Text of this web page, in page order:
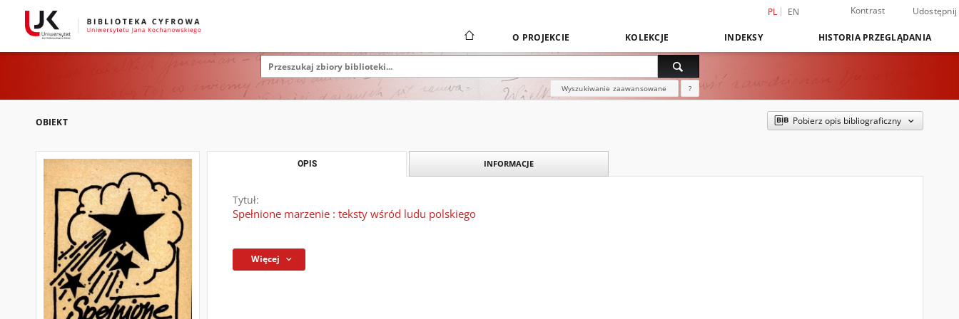
PL EN Kontrast Udostępnij
O PROJEKCIE KOLEKCJE INDEKSY HISTORIA PRZEGLĄDANIA
Wyszukiwanie zaawansowane ?
OBIEKT Pobierz opis bibliograficzny
OPIS INFORMACJE
Tytuł:
Spełnione marzenie : teksty wśród ludu polskiego
Więcej